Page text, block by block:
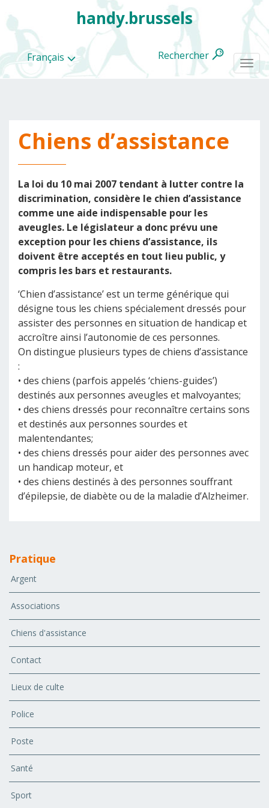
Français
handy.brussels
Rechercher
Chiens d’assistance
La loi du 10 mai 2007 tendant à lutter contre la
discrimination, considère le chien d’assistance
comme une aide indispensable pour les
aveugles. Le législateur a donc prévu une
exception pour les chiens d’assistance, ils
doivent être acceptés en tout lieu public, y
compris les bars et restaurants.
‘Chien d’assistance’ est un terme générique qui
désigne tous les chiens spécialement dressés pour
assister des personnes en situation de handicap et
accroître ainsi l’autonomie de ces personnes.
On distingue plusieurs types de chiens d’assistance
:
• des chiens (parfois appelés ‘chiens-guides’)
destinés aux personnes aveugles et malvoyantes;
• des chiens dressés pour reconnaître certains sons
et destinés aux personnes sourdes et
malentendantes;
• des chiens dressés pour aider des personnes avec
un handicap moteur, et
• des chiens destinés à des personnes souffrant
d’épilepsie, de diabète ou de la maladie d’Alzheimer.
Pratique
Argent
Associations
Chiens d'assistance
Contact
Lieux de culte
Police
Poste
Santé
Sport
Toutes
les
categories